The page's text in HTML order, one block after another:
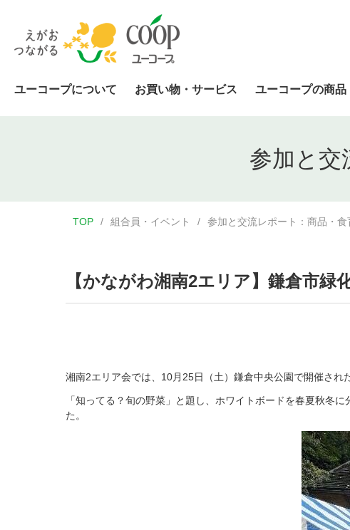
ユーコープについて お買い物・サービス ユーコープの商品
参加と交
TOP 組合員・イベント 参加と交流レポート：商品・食
【かながわ湘南2エリア】鎌倉市
湘南2エリア会では、10月25日（土）鎌倉中央公園で開催され
「知ってる？旬の野菜」と題し、ホワイトボードを春夏秋冬
た。